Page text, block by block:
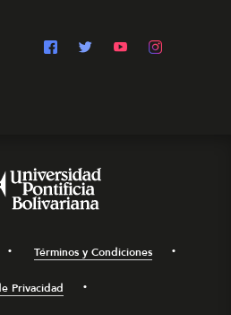
Términos y Condiciones
Privacidad